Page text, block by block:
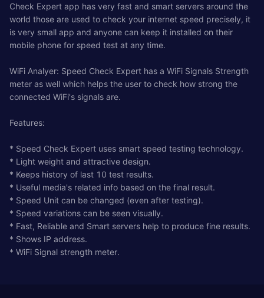
Check Expert app has very fast and smart servers around the
world those are used to check your internet speed precisely, it
is very small app and anyone can keep it installed on their
mobile phone for speed test at any time.
WiFi Analyer: Speed Check Expert has a WiFi Signals Strength
meter as well which helps the user to check how strong the
connected WiFi's signals are.
Features:
* Speed Check Expert uses smart speed testing technology.
* Light weight and attractive design.
* Keeps history of last 10 test results.
* Useful media's related info based on the final result.
* Speed Unit can be changed (even after testing).
* Speed variations can be seen visually.
* Fast, Reliable and Smart servers help to produce fine results.
* Shows IP address.
* WiFi Signal strength meter.